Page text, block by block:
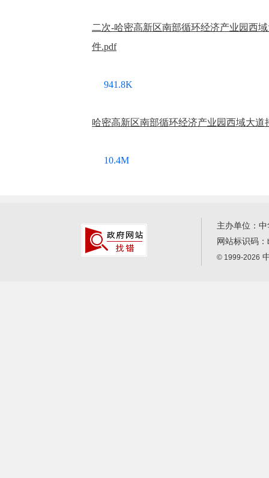
二次-哈密高新区南部循环经济产业园西
件.pdf
941.8K
哈密高新区南部循环经济产业园西域大
10.4M
主办单位：
网站标识码：
© 1999-2026